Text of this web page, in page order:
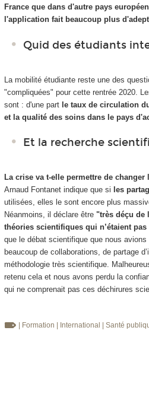
France que dans d'autre pays
l'application fait beaucoup plus
Quid des étudiants
La mobilité étudiante reste une des
"compliquées" pour cette rentrée 2020.
sont : d'une part le taux de circulation
et la qualité des soins dans le pays
Et la recherche
La crise va t-elle permettre de
Arnaud Fontanet indique que si les
utilisées, elles le sont encore plus
Néanmoins, il déclare être "très déçu de
théories scientifiques qui n’étaient
que le débat scientifique que nous
beaucoup de collaborations, de partage
méthodologie très scientifique.
retenu cela et nous avons perdu la
qui ne comprenait pas ces déchirures
| Formation | International | Santé